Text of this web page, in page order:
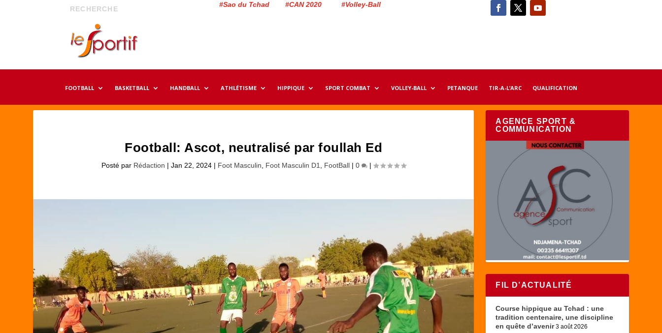
#Sao du Tchad #CAN 2020 #Volley-Ball
FOOTBALL BASKETBALL HANDBALL ATHLÉTISME HIPPIQUE SPORT COMBAT VOLLEY-BALL PETANQUE TIR-A-L’ARC QUALIFICATION
Football: Ascot, neutralisé par foullah Ed
Posté par Rédaction | Jan 22, 2024| Foot Masculin Foot Masculin D1 FootBall| 0 |
AGENCE SPORT &
COMMUNICATION
FIL D’ACTUALITÉ
Course hippique au Tchad : une
tradition centenaire, une discipline
en quête d’avenir 3 août 2026